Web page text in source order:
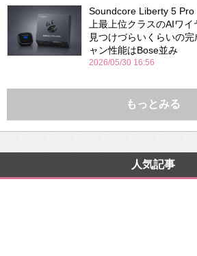
Soundcore Liberty 5
上最上位クラスのAIワ
見つけづらいくらいの
ャン性能はBose並み
2026/05/30 16:56
もっとみる
人気記事